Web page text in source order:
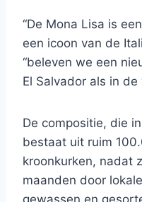
“De Mona Lisa is
een icoon van de
“beleven we een
El Salvador als in de
De compositie, die
bestaat uit ruim
kroonkurken, nadat
maanden door